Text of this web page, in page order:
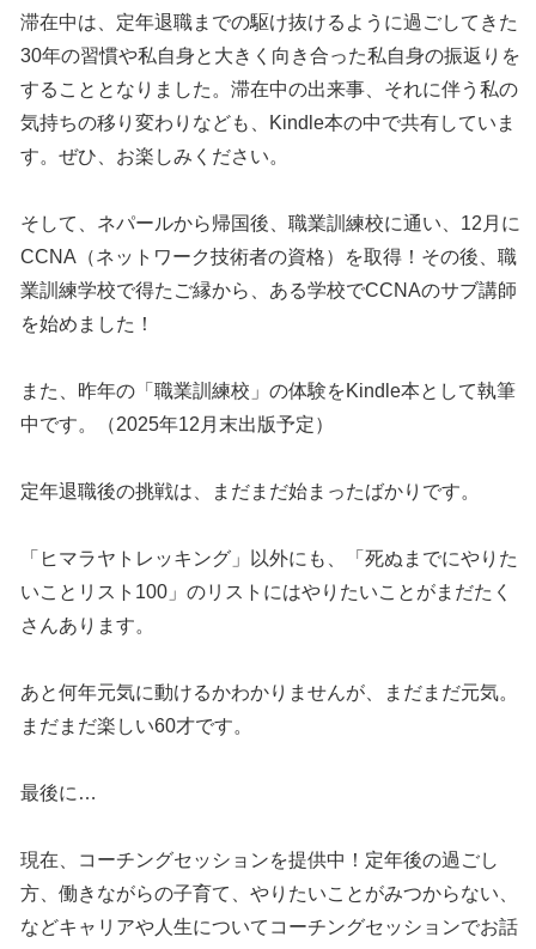
滞在中は、定年退職までの駆け抜けるように過ごしてきた
30年の習慣や私自身と大きく向き合った私自身の振返りを
することとなりました。滞在中の出来事、それに伴う私の
気持ちの移り変わりなども、Kindle本の中で共有していま
す。ぜひ、お楽しみください。
そして、ネパールから帰国後、職業訓練校に通い、12月に
CCNA（ネットワーク技術者の資格）を取得！その後、職
業訓練学校で得たご縁から、ある学校でCCNAのサブ講師
を始めました！
また、昨年の「職業訓練校」の体験をKindle本として執筆
中です。（2025年12月末出版予定）
定年退職後の挑戦は、まだまだ始まったばかりです。
「ヒマラヤトレッキング」以外にも、「死ぬまでにやりた
いことリスト100」のリストにはやりたいことがまだたく
さんあります。
あと何年元気に動けるかわかりませんが、まだまだ元気。
まだまだ楽しい60才です。
最後に…
現在、コーチングセッションを提供中！定年後の過ごし
方、働きながらの子育て、やりたいことがみつからない、
などキャリアや人生についてコーチングセッションでお話